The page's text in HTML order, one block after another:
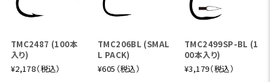
TMC2487 (100本
入り)
¥2,178（税込）
TMC206BL (SMAL
L PACK)
¥605（税込）
TMC2499SP-BL (1
00本入り)
¥3,179（税込）